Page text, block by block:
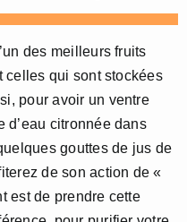
des meilleurs fruits
celles qui sont stockées
pour avoir un ventre
d’eau citronnée dans
gouttes de jus de
de son action de «
est de prendre cette